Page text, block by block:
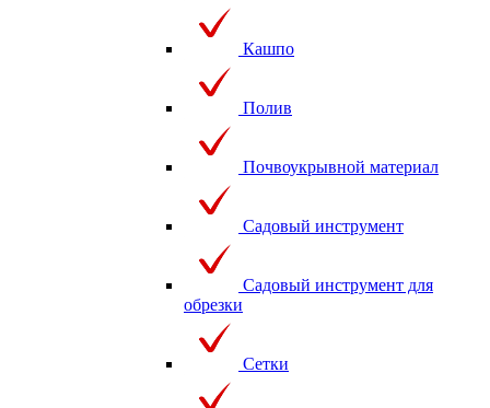
Кашпо
Полив
Почвоукрывной материал
Садовый инструмент
Садовый инструмент для
обрезки
Сетки